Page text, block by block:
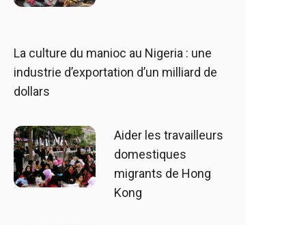
La culture du manioc au Nigeria : une
industrie d’exportation d’un milliard de
dollars
Aider les travailleurs
domestiques
migrants de Hong
Kong